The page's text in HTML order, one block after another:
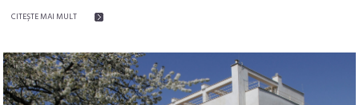
CITEŞTE MAI MULT